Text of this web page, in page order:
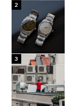
2
3